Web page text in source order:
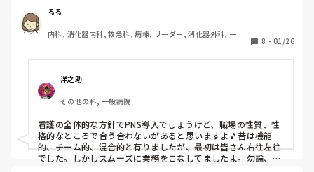
後、PNSを廃止しました。
私は、そのPNSを廃止した病棟からまだPNSをやっている病
棟に9月に異動してきました。
じざるを得ませんでした。
色々な病棟に入院したことのある患者さんも、「(私が異動
する前の病棟の方が)新人が患者から見てもよく動けてた
よ」と言っていました。
現病棟はPNSだけれども、結局は忙しくて、新人の面倒を見
てられず、清潔ケアや単純に点滴を繋げてくるなど、簡単な
仕事しか新人にさせていませんでした。PNSを廃止した病棟
では、イベントは必ずと言っていいほど新人に担当させて、
るる
内科, 消化器内科, 救急科, 病棟, リーダー, 消化器外科, 一般
8 ・ 01/26
洋之助
その他の科, 一般病院
看護の全体的な方針でPNS導入でしょうけど、職場の性質、性
格的なところで合う合わないがあると思いますよ🎵昔は機能
的、チーム的、混合的と有りましたが、最初は皆さん右往左往
でした。しかしスムーズに業務をこなしてましたよ。勿論、指